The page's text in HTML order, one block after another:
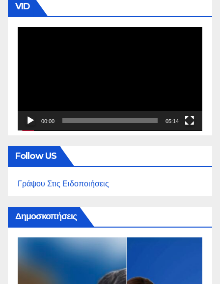
VID
00:00 05:14
Follow US
Γράψου Στις Ειδοποιήσεις
Δημοσκοπήσεις